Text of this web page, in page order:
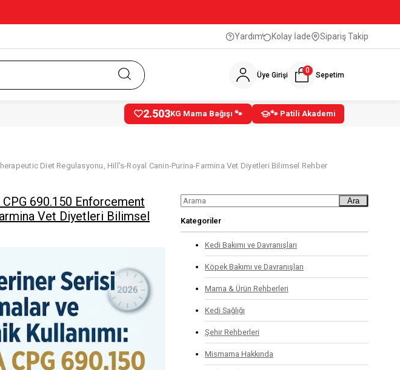
Yardım Kolay İade Sipariş Takip
Üye Girişi Sepetim
0
2.503KG Mama Bağışı 🐾 🐾 Patili Akademi
Diet Regulasyonu, Hill's-Royal Canin-Purina-Farmina Vet Diyetleri Bilimsel Rehber
690.150 Enforcement
Vet Diyetleri Bilimsel
Ara
Kategoriler
Kedi Bakımı ve Davranışları
Köpek Bakımı ve Davranışları
Mama & Ürün Rehberleri
Kedi Sağlığı
Şehir Rehberleri
Mismama Hakkında